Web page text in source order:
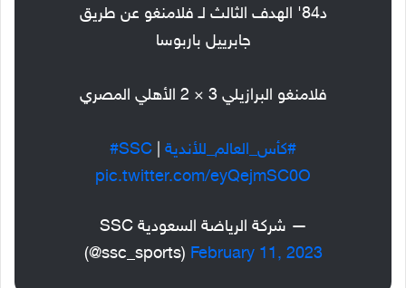
د84' الهدف الثالث لـ فلامنغو عن طريق
جابرييل باربوسا
فلامنغو البرازيلي 3 × 2 الأهلي المصري
#كأس_العالم_للأندية
#SSC
pic.twitter.com/eyQejmSC0O
— شركة الرياضة السعودية SSC
(@ssc_sports) February 11, 2023